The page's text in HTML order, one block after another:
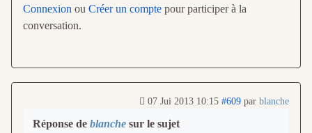
Connexion ou Créer un compte pour participer à la
conversation.
07 Jui 2013 10:15 #609 par blanche
Réponse de blanche sur le sujet